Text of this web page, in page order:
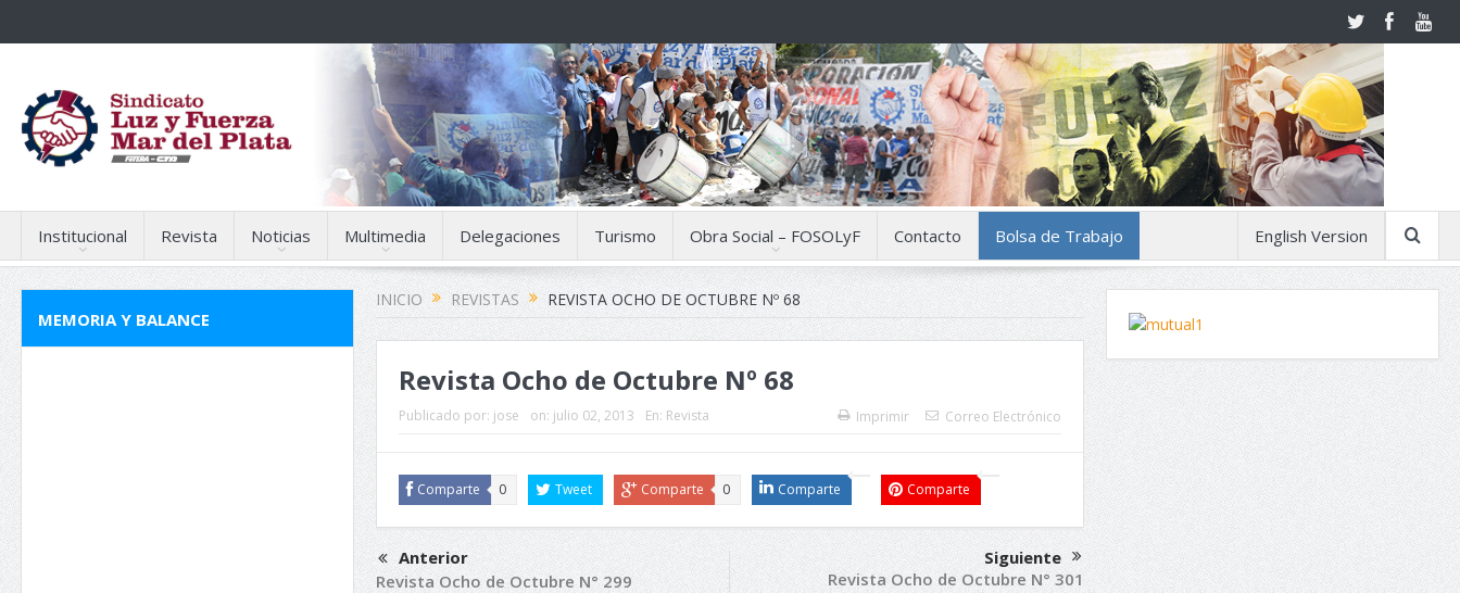
Institucional Revista Noticias Multimedia Delegaciones Turismo Obra Social – FOSOLyF Contacto Bolsa de Trabajo English Version
INICIO REVISTAS REVISTA OCHO DE OCTUBRE Nº 68
Revista Ocho de Octubre Nº 68
Publicado por: jose on: julio 02, 2013 En: Revista Imprimir Correo Electrónico
Comparte 0 Tweet Comparte 0 Comparte Comparte
Anterior
Revista Ocho de Octubre N° 299
Siguiente
Revista Ocho de Octubre N° 301
MEMORIA Y BALANCE